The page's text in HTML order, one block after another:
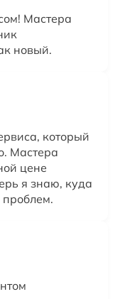
Мастера
новый.
который
Мастера
цене
я знаю, куда